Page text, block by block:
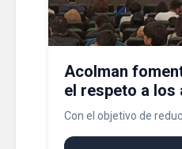
Acolman
el respeto a los
Con el objetivo de